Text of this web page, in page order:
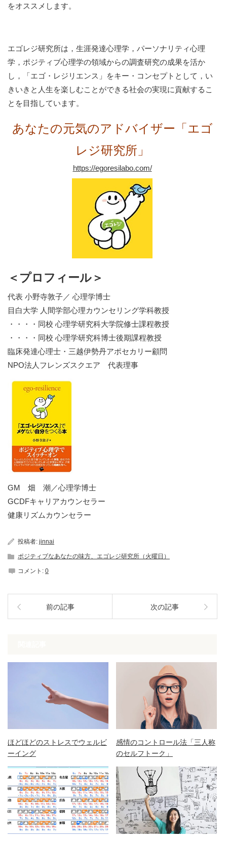
をオススメします。
エゴレジ研究所は，生涯発達心理学，パーソナリティ心理
学，ポジティブ心理学の領域からの調査研究の成果を活か
し，「エゴ・レジリエンス」をキー・コンセプトとして，い
きいきと人生を楽しむことができる社会の実現に貢献するこ
とを目指しています。
あなたの元気のアドバイザー「エゴ
レジ研究所」
https://egoresilabo.com/
＜プロフィール＞
代表 小野寺敦子／ 心理学博士
目白大学 人間学部心理カウンセリング学科教授
・・・・同校 心理学研究科大学院修士課程教授
・・・・同校 心理学研究科博士後期課程教授
臨床発達心理士・三越伊勢丹アポセカリー顧問
NPO法人フレンズスクエア 代表理事
GM 畑 潮／心理学博士
GCDFキャリアカウンセラー
健康リズムカウンセラー
投稿者: jinnai
ポジティブなあなたの味方、エゴレジ研究所（火曜日）
コメント: 0
前の記事 次の記事
ほどほどのストレスでウェルビ
ーイング
感情のコントロール法「三人称
のセルフトーク」